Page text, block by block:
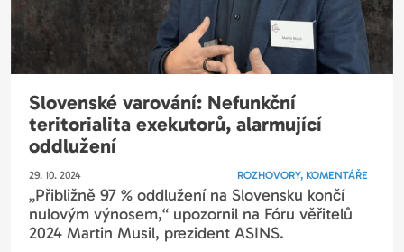
Slovenské varování: Nefunkční
teritorialita exekutorů, alarmující
oddlužení
29. 10. 2024 ROZHOVORY, KOMENTÁŘE
„Přibližně 97 % oddlužení na Slovensku končí
nulovým výnosem,“ upozornil na Fóru věřitelů
2024 Martin Musil, prezident ASINS.